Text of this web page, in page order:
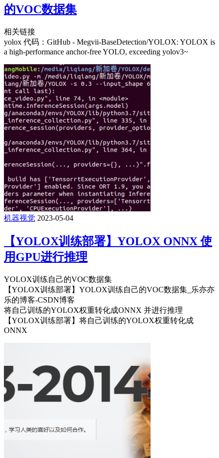
的VOC数据集
相关链接
yolox 代码：GitHub - Megvii-BaseDetection/YOLOX: YOLOX is
a high-performance anchor-free YOLO, exceeding yolov3~
机器视觉 2023-05-04
【YOLOX训练部署】YOLOX ONNX 使
用GPU进行推理
YOLOX训练自己的VOC数据集
【YOLOX训练部署】YOLOX训练自己的VOC数据集_乐亦亦
乐的博客-CSDN博客
将自己训练的YOLOX权重转化成ONNX 并进行推理
【YOLOX训练部署】将自己训练的YOLOX权重转化成
ONNX